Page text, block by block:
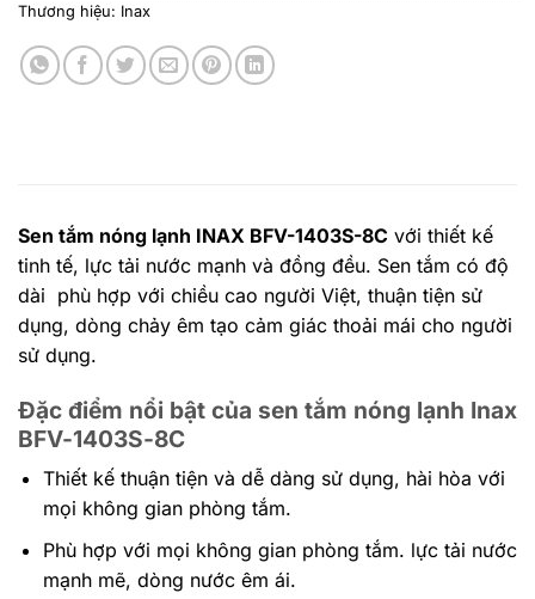
Thương hiệu: Inax
Sen tắm nóng lạnh INAX BFV-1403S-8C với thiết kế
tinh tế, lực tải nước mạnh và đồng đều. Sen tắm có độ
dài phù hợp với chiều cao người Việt, thuận tiện sử
dụng, dòng chảy êm tạo cảm giác thoải mái cho người
sử dụng.
Đặc điểm nổi bật của sen tắm nóng lạnh Inax
BFV-1403S-8C
Thiết kế thuận tiện và dễ dàng sử dụng, hài hòa với
mọi không gian phòng tắm.
Phù hợp với mọi không gian phòng tắm. lực tải nước
mạnh mẽ, dòng nước êm ái.